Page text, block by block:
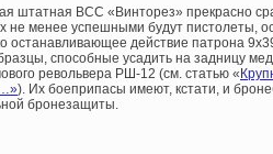
штатная ВСС «Винторез» прекрасно
не менее успешными будут пистолеты,
останавливающее действие патрона
способные усадить на задницу
револьвера РШ-12 (см. статью «
). Их боеприпасы имеют, кстати, и
бронезащиты.